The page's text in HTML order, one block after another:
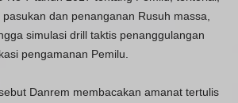
dan penanganan Rusuh massa,
simulasi drill taktis penanggulangan
pengamanan Pemilu.
Danrem membacakan amanat tertulis